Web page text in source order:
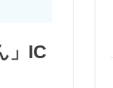
」IC